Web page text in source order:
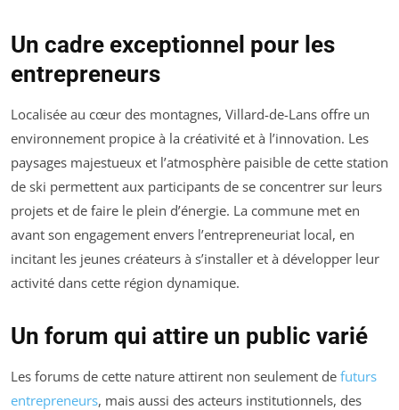
Un cadre exceptionnel pour les
entrepreneurs
Localisée au cœur des montagnes, Villard-de-Lans offre un
environnement propice à la créativité et à l’innovation. Les
paysages majestueux et l’atmosphère paisible de cette station
de ski permettent aux participants de se concentrer sur leurs
projets et de faire le plein d’énergie. La commune met en
avant son engagement envers l’entrepreneuriat local, en
incitant les jeunes créateurs à s’installer et à développer leur
activité dans cette région dynamique.
Un forum qui attire un public varié
Les forums de cette nature attirent non seulement de futurs
entrepreneurs, mais aussi des acteurs institutionnels, des